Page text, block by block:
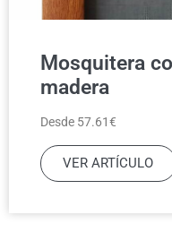
Mosquitera
madera
Desde 57.61€
VER ARTÍCULO